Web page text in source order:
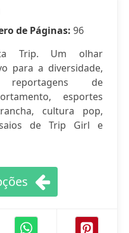
de Páginas: 96
Trip. Um olhar
para a diversidade,
de
esportes
cultura pop,
de Trip Girl e